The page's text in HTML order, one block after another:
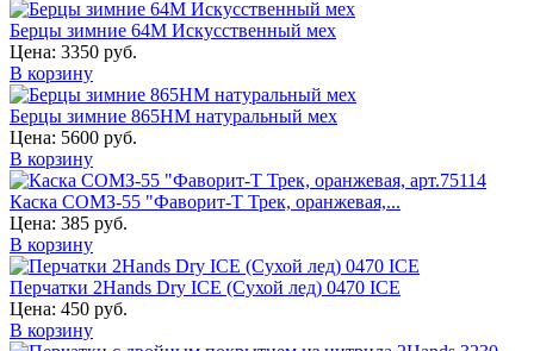
Берцы зимние 64М Искусственный мех
Цена: 3350 руб.
В корзину
Берцы зимние 865НМ натуральный мех
Цена: 5600 руб.
В корзину
Каска СОМЗ-55 "Фаворит-Т Трек, оранжевая,...
Цена: 385 руб.
В корзину
Перчатки 2Hands Dry ICE (Сухой лед) 0470 ICE
Цена: 450 руб.
В корзину